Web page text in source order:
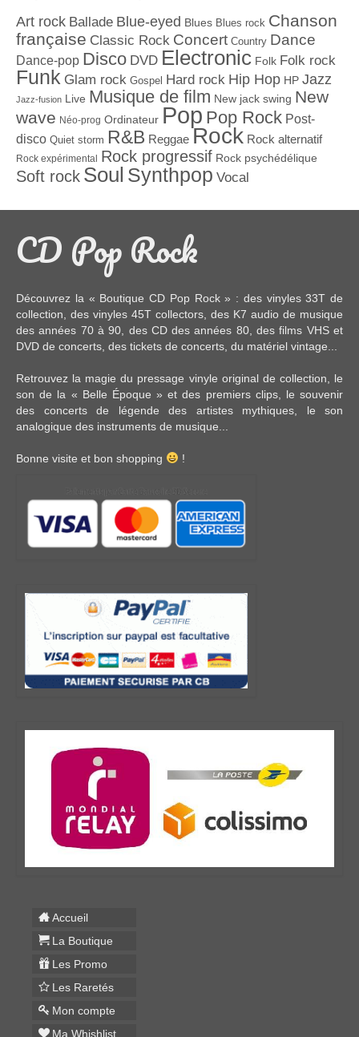
Art rock Ballade Blue-eyed Blues Blues rock Chanson
française Classic Rock Concert Country Dance
Dance-pop Disco DVD Electronic Folk Folk rock
Funk Glam rock Gospel Hard rock Hip Hop HP Jazz
Jazz-fusion Live Musique de film New jack swing New
wave Néo-prog Ordinateur Pop Pop Rock Post-
disco Quiet storm R&B Reggae Rock Rock alternatif
Rock expérimental Rock progressif Rock psychédélique
Soft rock Soul Synthpop Vocal
CD Pop Rock
Découvrez la « Boutique CD Pop Rock » : des vinyles 33T de
collection, des vinyles 45T collectors, des K7 audio de musique
des années 70 à 90, des CDdes années 80, desfilms VHS et
DVD de concerts, des tickets de concerts , du matériel vintage
Retrouvez la magie du pressage vinyle original de collection, le
son de la « Belle Époque » et des premiers clips, le souvenir
des concerts de légende des artistes mythiques, le son
analogique des instruments de musique...
Bonne visite et bon shopping !
Accueil
La Boutique
Les Promo
Les Raretés
Mon compte
Ma Whishlist